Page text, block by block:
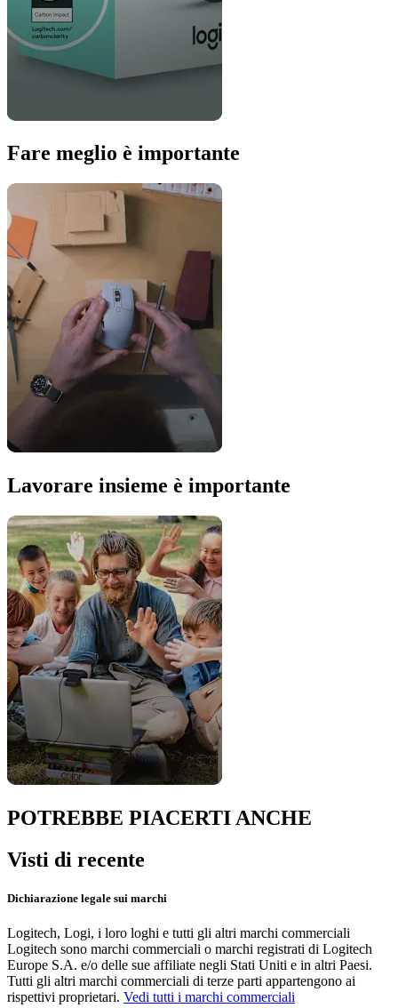
Fare meglio è importante
Lavorare insieme è importante
POTREBBE PIACERTI ANCHE
Visti di recente
Dichiarazione legale sui marchi
Logitech, Logi, i loro loghi e tutti gli altri marchi commerciali
Logitech sono marchi commerciali o marchi registrati di Logitech
Europe S.A. e/o delle sue affiliate negli Stati Uniti e in altri Paesi.
Tutti gli altri marchi commerciali di terze parti appartengono ai
rispettivi proprietari. Vedi tutti i marchi commerciali